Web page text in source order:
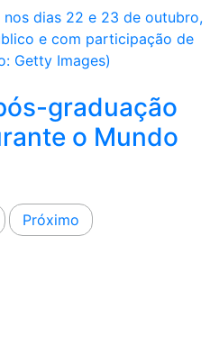
graduação
o Mundo
Próximo